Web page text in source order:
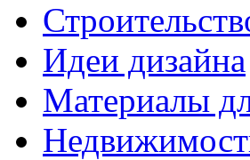
Идеи дизайна
Материалы